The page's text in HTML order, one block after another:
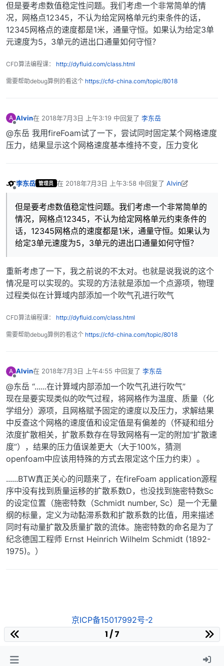
但是要考虑数值稳定性问题。我们考虑一个非常简单的情
况，网格点12345，不认为给定网格单元约束条件的话，
12345网格点的速度都是1米，通量守恒。如果认为给定3单
元速度为5，3单元的进出口通量如何守恒？
CFD算法编程课： http://dyfluid.com/class.html
需要帮助debug算例的看这个 https://cfd-china.com/topic/8018
A
离线
Alvin在 2018年7月3日 上午3:19 中回复了 李东岳
最后由 编辑
@东岳 我用fireFoam试了一下，尝试同时固定某个网格速度
压力，结果显示这个网格速度基本维持不变，压力变化
李东岳 管理员 在 2018年7月3日 上午3:58中回复了 Alvin
最后由 李东岳 编辑2018年7月3日 上午11:58
但是要考虑数值稳定性问题。我们考虑一个非常简单的
情况，网格点12345，不认为给定网格单元约束条件的
话，12345网格点的速度都是1米，通量守恒。如果认为
给定3单元速度为5，3单元的进出口通量如何守恒？
重新考虑了一下，我之前说的不太对。也就是说我说的这个
情况是可以实现的。实现的方法就是添加一个点源项，物理
过程类似在计算域内部添加一个吹气孔进行吹气
CFD算法编程课： http://dyfluid.com/class.html
需要帮助debug算例的看这个 https://cfd-china.com/topic/8018
A Alvin在 2018年7月3日 上午4:55 中回复了 李东岳
最后由 编辑
@东岳 “......在计算域内部添加一个吹气孔进行吹气”
现在是要实现类似的吹气过程，将网格作为温度、质量（化
学组分）源项，且网格赋予固定的速度以及压力，求解结果
中反查这个网格的速度值和设定值是有偏差的（怀疑和组分
浓度扩散相关，扩散系数存在导致网格有一定的附加“扩散速
度”），结果的压力值误差更大（大于100%，猜测
openfoam中应该用特殊的方式去限定这个压力约束）。
......BTW真正关心的问题来了，在fireFoam application源程
序中没有找到质量运移的扩散系数D，也没找到施密特数Sc
的设定位置（施密特数（Schmidt number, Sc）是一个无量
纲的标量，定义为动黏滞系数和扩散系数的比值，用来描述
同时有动量扩散及质量扩散的流体。施密特数的命名是为了
纪念德国工程师 Ernst Heinrich Wilhelm Schmidt (1892-
1975)。）
京ICP备15017992号-2
1 / 7